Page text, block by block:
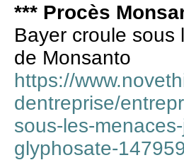
*** Procès
Bayer croule sous
de Monsanto
https://
dentreprise/
sous-les-
glyphosate-